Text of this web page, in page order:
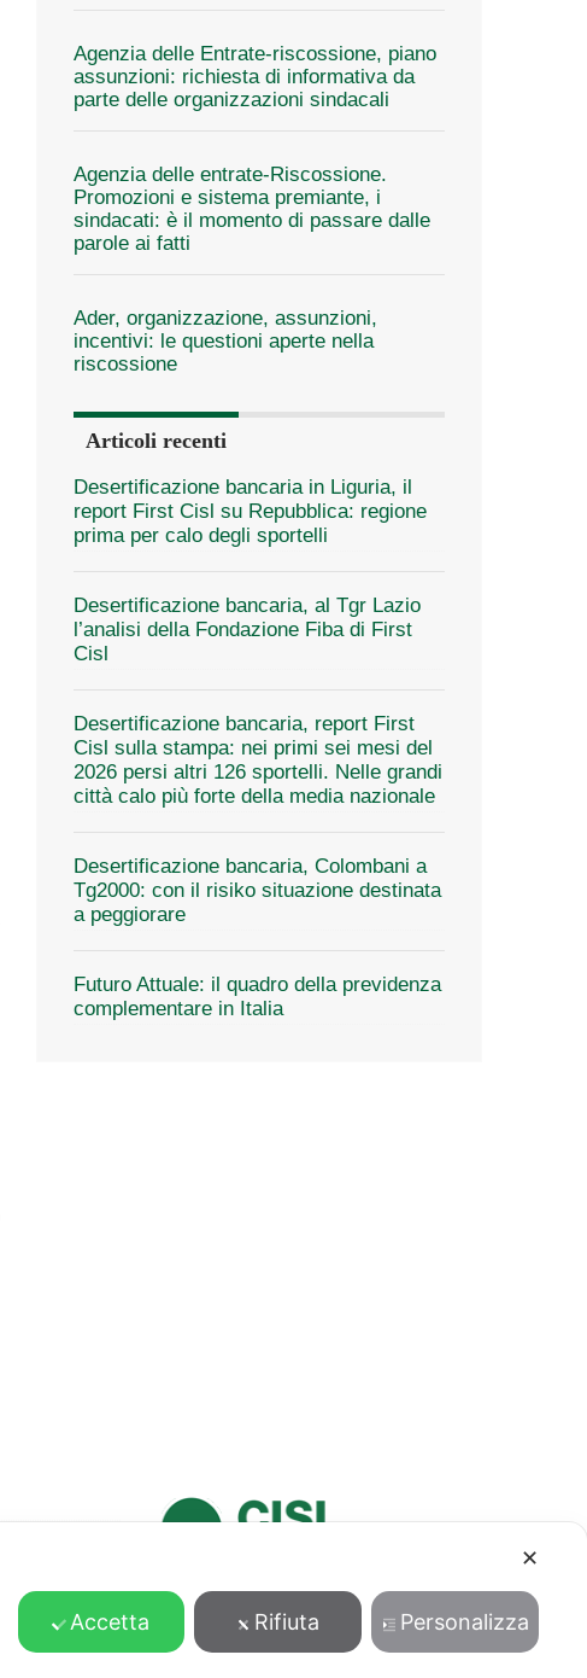
Agenzia delle Entrate-riscossione, piano
assunzioni: richiesta di informativa da
parte delle organizzazioni sindacali
Agenzia delle entrate-Riscossione.
Promozioni e sistema premiante, i
sindacati: è il momento di passare dalle
parole ai fatti
Ader, organizzazione, assunzioni,
incentivi: le questioni aperte nella
riscossione
Articoli recenti
Desertificazione bancaria in Liguria, il
report First Cisl su Repubblica: regione
prima per calo degli sportelli
Desertificazione bancaria, al Tgr Lazio
l’analisi della Fondazione Fiba di First
Cisl
Desertificazione bancaria, report First
Cisl sulla stampa: nei primi sei mesi del
2026 persi altri 126 sportelli. Nelle grandi
città calo più forte della media nazionale
Desertificazione bancaria, Colombani a
Tg2000: con il risiko situazione destinata
a peggiorare
Futuro Attuale: il quadro della previdenza
complementare in Italia
✕
Accetta Rifiuta Personalizza